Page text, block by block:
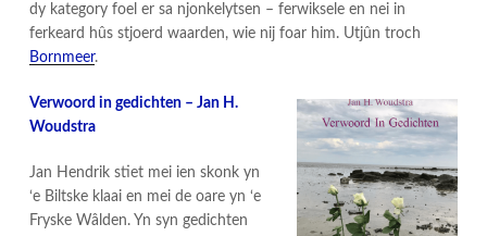
dy kategory foel er sa njonkelytsen – ferwiksele en nei in
ferkeard hûs stjoerd waarden, wie nij foar him. Utjûn troch
Bornmeer.
Verwoord in gedichten – Jan H.
Woudstra
Jan Hendrik stiet mei ien skonk yn
‘e Biltske klaai en mei de oare yn ‘e
Fryske Wâlden. Yn syn gedichten